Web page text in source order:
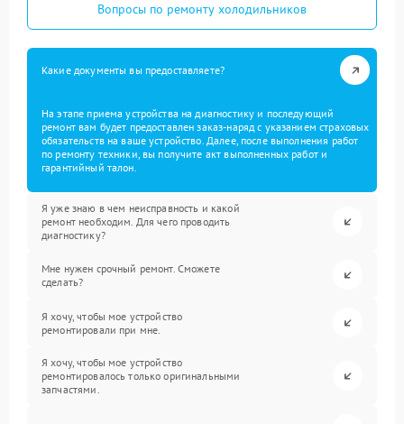
Вопросы по ремонту холодильников
Какие документы вы предоставляете?
На этапе приема устройства на диагностику и последующий
ремонт вам будет предоставлен заказ-наряд с указанием страховых
обязательств на ваше устройство. Далее, после выполнения работ
по ремонту техники, вы получите акт выполненных работ и
гарантийный талон.
Я уже знаю в чем неисправность и какой
ремонт необходим. Для чего проводить
диагностику?
Мне нужен срочный ремонт. Сможете
сделать?
Я хочу, чтобы мое устройство
ремонтировали при мне.
Я хочу, чтобы мое устройство
ремонтировалось только оригинальными
запчастями.